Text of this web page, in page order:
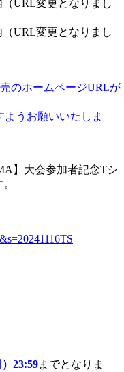
URL変更となりまし
URL変更となりまし
のホームページURLが
うお願いいたしま
】大会参加者記念Tシ
23:59までとなりま